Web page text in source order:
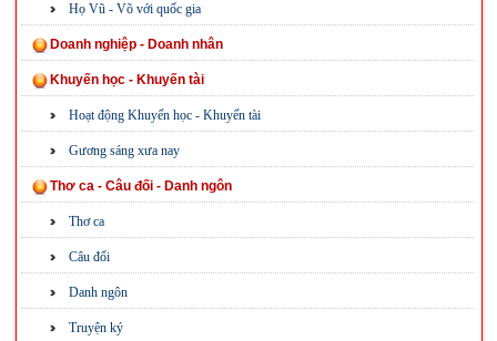
Họ Vũ - Võ với quốc gia
Doanh nghiệp - Doanh nhân
Khuyến học - Khuyến tài
Hoạt động Khuyến học - Khuyến tài
Gương sáng xưa nay
Thơ ca - Câu đối - Danh ngôn
Thơ ca
Câu đối
Danh ngôn
Truyện ký